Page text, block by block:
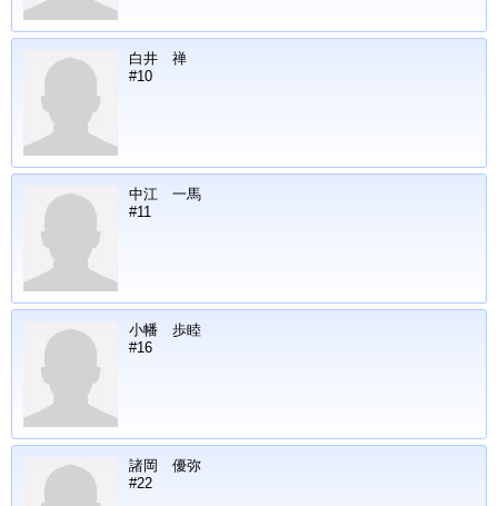
白井 禅
#10
中江 一馬
#11
小幡 歩睦
#16
諸岡 優弥
#22